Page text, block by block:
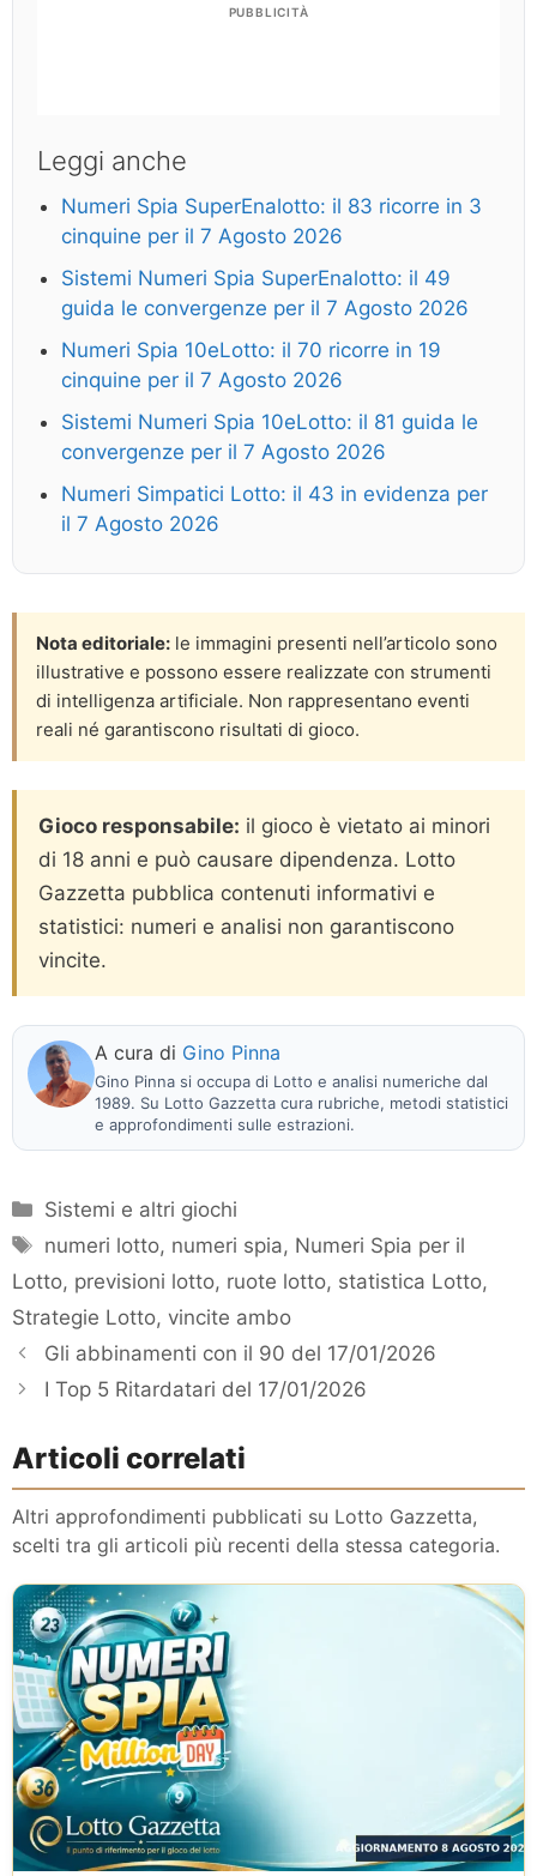
PUBBLICITÀ
Leggi anche
Numeri Spia SuperEnalotto: il 83 ricorre in 3
cinquine per il 7 Agosto 2026
Sistemi Numeri Spia SuperEnalotto: il 49
guida le convergenze per il 7 Agosto 2026
Numeri Spia 10eLotto: il 70 ricorre in 19
cinquine per il 7 Agosto 2026
Sistemi Numeri Spia 10eLotto: il 81 guida le
convergenze per il 7 Agosto 2026
Numeri Simpatici Lotto: il 43 in evidenza per
il 7 Agosto 2026
Nota editoriale: le immagini presenti nell’articolo sono
illustrative e possono essere realizzate con strumenti
di intelligenza artificiale. Non rappresentano eventi
reali né garantiscono risultati di gioco.
Gioco responsabile: il gioco è vietato ai minori
di 18 anni e può causare dipendenza. Lotto
Gazzetta pubblica contenuti informativi e
statistici: numeri e analisi non garantiscono
vincite.
A cura di Gino Pinna
Gino Pinna si occupa di Lotto e analisi numeriche dal
1989. Su Lotto Gazzetta cura rubriche, metodi statistici
e approfondimenti sulle estrazioni.
Categorie
Sistemi e altri giochi
Tag
numeri lotto, numeri spia, Numeri Spia per il
Lotto, previsioni lotto, ruote lotto, statistica Lotto,
Strategie Lotto, vincite ambo
Gli abbinamenti con il 90 del 17/01/2026
I Top 5 Ritardatari del 17/01/2026
Articoli correlati
Altri approfondimenti pubblicati su Lotto Gazzetta,
scelti tra gli articoli più recenti della stessa categoria.